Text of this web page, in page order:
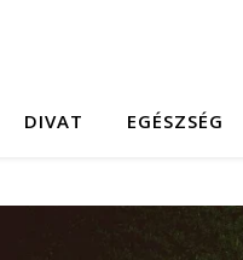
DIVAT EGÉSZSÉG